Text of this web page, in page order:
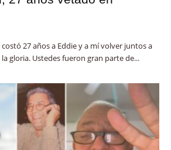
costó 27 años a Eddie y a mí volver juntos a
gloria. Ustedes fueron gran parte de...